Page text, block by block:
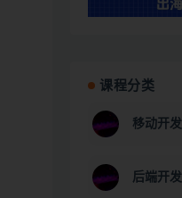
课程分类
移动开发
后端开发